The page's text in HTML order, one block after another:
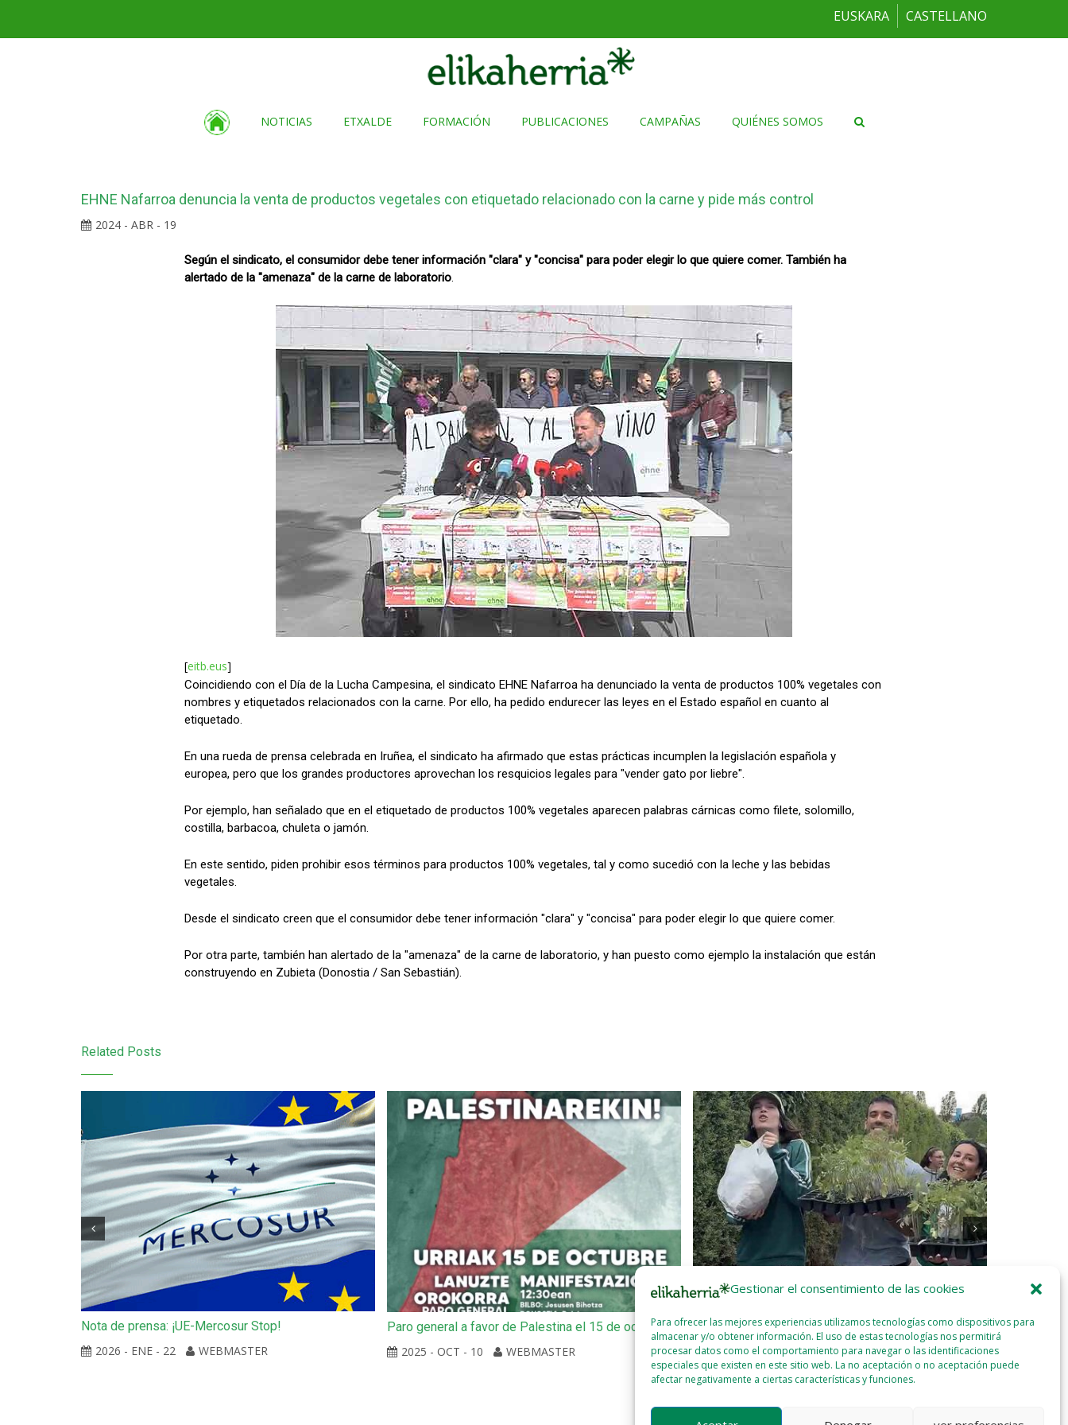
Gestionar el consentimiento de las cookies
Para ofrecer las mejores experiencias utilizamos tecnologías como dispositivos para
almacenar y/o obtener información. El uso de estas tecnologías nos permitirá
procesar datos como el comportamiento para navegar o las identificaciones
especiales que existen en este sitio web. La no aceptación o no aceptación puede
afectar negativamente a ciertas características y funciones.
EUSKARA CASTELLANO
NOTICIAS ETXALDE FORMACIÓN PUBLICACIONES CAMPAÑAS QUIÉNES SOMOS
EHNE Nafarroa denuncia la venta de productos vegetales con etiquetado relacionado con la carne y pide más control
2024 - ABR - 19
Según el sindicato, el consumidor debe tener información "clara" y "concisa" para poder elegir lo que quiere comer. También ha
alertado de la "amenaza" de la carne de laboratorio.
[eitb.eus]
Coincidiendo con el Día de la Lucha Campesina, el sindicato EHNE Nafarroa ha denunciado la venta de productos 100% vegetales con
nombres y etiquetados relacionados con la carne. Por ello, ha pedido endurecer las leyes en el Estado español en cuanto al
etiquetado.
En una rueda de prensa celebrada en Iruñea, el sindicato ha afirmado que estas prácticas incumplen la legislación española y
europea, pero que los grandes productores aprovechan los resquicios legales para "vender gato por liebre".
Por ejemplo, han señalado que en el etiquetado de productos 100% vegetales aparecen palabras cárnicas como filete, solomillo,
costilla, barbacoa, chuleta o jamón.
En este sentido, piden prohibir esos términos para productos 100% vegetales, tal y como sucedió con la leche y las bebidas
vegetales.
Desde el sindicato creen que el consumidor debe tener información "clara" y "concisa" para poder elegir lo que quiere comer.
Por otra parte, también han alertado de la "amenaza" de la carne de laboratorio, y han puesto como ejemplo la instalación que están
construyendo en Zubieta (Donostia / San Sebastián).
Related Posts
Nota de prensa: ¡UE-Mercosur Stop!
2026 - ENE - 22
WEBMASTER
Paro general a favor de Palestina el 15 de octubre
2025 - OCT - 10
WEBMASTER
Aitor García y Eider Etxeberria: «Todos los que
vienen a la huerta tienen ganas de volver»
2025 - JUN - 17
WEBMASTER
nuevo